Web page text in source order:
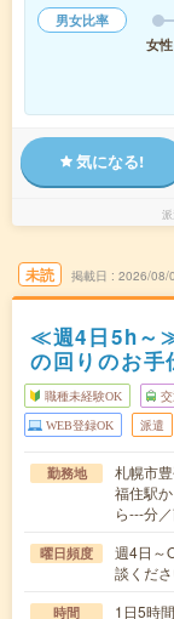
男女比率
女性
気になる!
未読 掲載日 2026/08/
≪週4日5h～
の回りのお手
職種未経験OK
WEB登録OK 派遣
勤務地
札幌市
福住駅
ら---分
曜日頻度
週4日～
談くださ
時間 1日5時